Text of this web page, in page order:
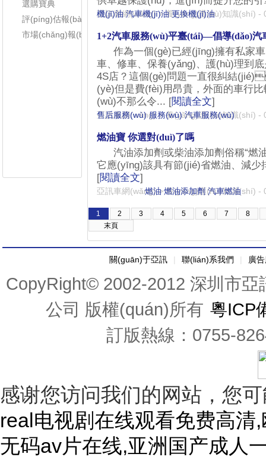
選購寶典
評(píng)估報(bào)告
市場(chǎng)報(bào)告
亞訊車網(wǎng)>養(yǎng)護(hù)知識(shí) -
機(jī)油 汽車機(jī)油 更換機(jī)油
1+2汽車服務(wù)平臺(tái)—倡導(dǎo)汽
作為一個(gè)已經(jīng)擁有私家車10
車、修車、保養(yǎng)、護(hù)理
4S店？這個(gè)問題一直很糾結
(yè)但是費(fèi)用昂貴，外面的車行
(wù)不那么令... [閱讀全文]
亞訊車網(wǎng)>養(yǎng)護(hù)知識(shí) -
售后服務(wù) 服務(wù) 汽車服務(wù)
燃油寶 你選對(duì)了嗎
汽油添加劑或柴油添加劑俗稱“燃
它應(yīng)該具有節(jié)省燃油、減
[閱讀全文]
亞訊車網(wǎng)>養(yǎng)護(hù)知識(shí) -
燃油 燃油添加劑 汽車燃油
1 2 3 4 5 6 7
8
末頁
關(guān)于亞訊 | 聯(lián)系我們 | 廣
CopyRight© 2002-2012 深圳市
公司 版權(quán)所有 粵ICP
訂版熱線：0755-
感谢您访问我们的网站，您
real电视剧在线观看免费高
无码av片在线,亚洲国产成人